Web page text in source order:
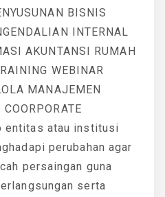
BISNIS
INTERNAL
AKUNTANSI RUMAH
WEBINAR
MANAJEMEN
entitas atau institusi
perubahan agar
persaingan guna
serta